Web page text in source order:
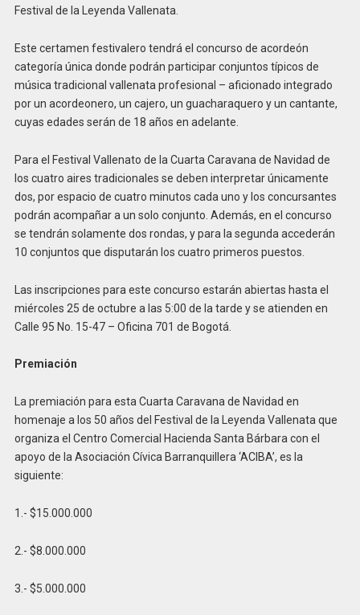
Festival de la Leyenda Vallenata.
Este certamen festivalero tendrá el concurso de acordeón
categoría única donde podrán participar conjuntos típicos de
música tradicional vallenata profesional – aficionado integrado
por un acordeonero, un cajero, un guacharaquero y un cantante,
cuyas edades serán de 18 años en adelante.
Para el Festival Vallenato de la Cuarta Caravana de Navidad de
los cuatro aires tradicionales se deben interpretar únicamente
dos, por espacio de cuatro minutos cada uno y los concursantes
podrán acompañar a un solo conjunto. Además, en el concurso
se tendrán solamente dos rondas, y para la segunda accederán
10 conjuntos que disputarán los cuatro primeros puestos.
Las inscripciones para este concurso estarán abiertas hasta el
miércoles 25 de octubre a las 5:00 de la tarde y se atienden en
Calle 95 No. 15-47 – Oficina 701 de Bogotá.
Premiación
La premiación para esta Cuarta Caravana de Navidad en
homenaje a los 50 años del Festival de la Leyenda Vallenata que
organiza el Centro Comercial Hacienda Santa Bárbara con el
apoyo de la Asociación Cívica Barranquillera ‘ACIBA’, es la
siguiente:
1.- $15.000.000
2.- $8.000.000
3.- $5.000.000